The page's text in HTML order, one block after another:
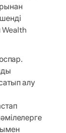
Wealth
алу